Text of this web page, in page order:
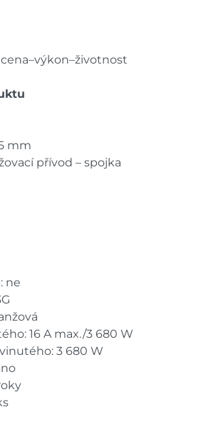
mm
přívod – spojka
ne
16 A max./3 680 W
3 680 W